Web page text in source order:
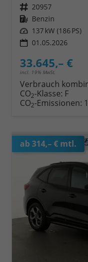
Fahrzeugnr. 20957
Kraftstoff Benzin
Leistung 137 kW (186 PS)
01.05.2026
33.645,– €
incl. 19% MwSt.
Verbrauch
CO2-Klasse: F
CO2-Emissionen:
ab 314,– € mtl.